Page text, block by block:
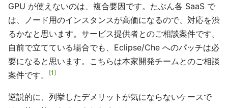
GPU が使えないのは、複合要因です。たぶん各 SaaS で
は、ノード用のインスタンスが高価になるので、対応を渋
るかなと思います。サービス提供者とのご相談案件です。
自前で立てている場合でも、Eclipse/Che へのパッチは必
要になると思います。こちらは本家開発チームとのご相談
案件です。
1
逆説的に、列挙したデメリットが気にならないケースで